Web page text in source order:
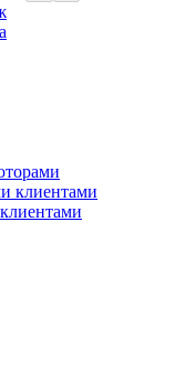
клиентами